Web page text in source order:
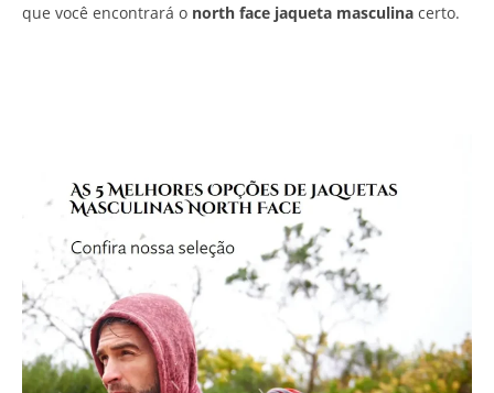
que você encontrará o north face jaqueta masculina certo.